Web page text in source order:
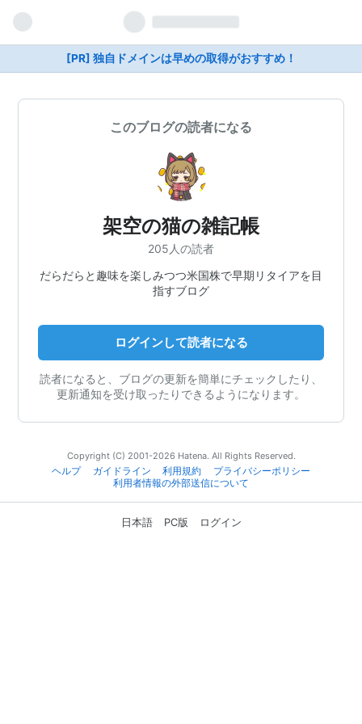
[PR] 独自ドメインは早めの取得がおすすめ！
このブログの読者になる
架空の猫の雑記帳
205人の読者
だらだらと趣味を楽しみつつ米国株で早期リタイアを目
指すブログ
ログインして読者になる
読者になると、ブログの更新を簡単にチェックしたり、
更新通知を受け取ったりできるようになります。
Copyright (C) 2001-2026 Hatena. All Rights Reserved.
ヘルプ
ガイドライン 利用規約
プライバシーポリシー
利用者情報の外部送信について
日本語 PC版 ログイン